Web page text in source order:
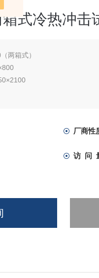
式冷热冲击
两箱式）
厂商性
访 问